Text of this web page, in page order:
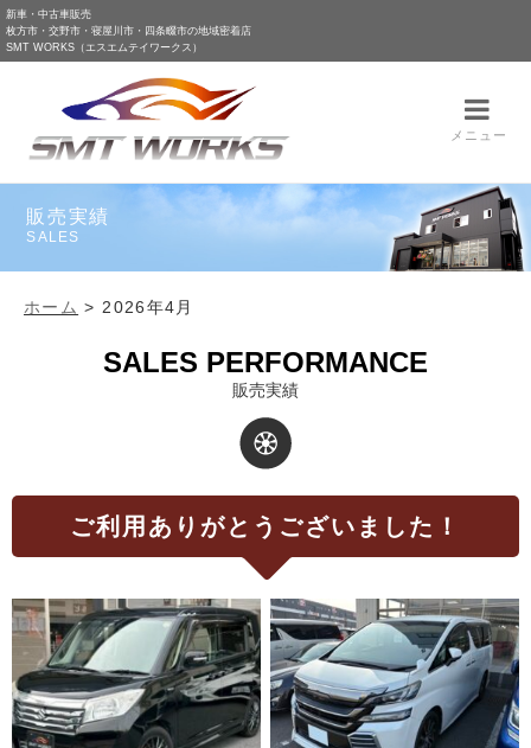
新車・中古車販売
枚方市・交野市・寝屋川市・四条畷市の地域密着店
SMT WORKS（エスエムテイワークス）
メニュー
販売実績
SALES
ホーム >2026年4月
SALES PERFORMANCE
販売実績
ご利用ありがとうございました！